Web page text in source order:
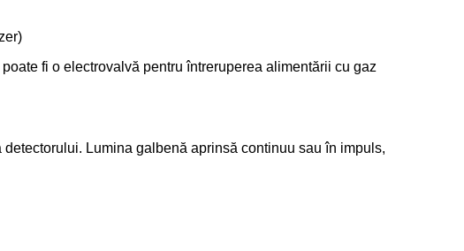
fi o electrovalvă pentru întreruperea alimentării cu gaz
Lumina galbenă aprinsă continuu sau în impuls,